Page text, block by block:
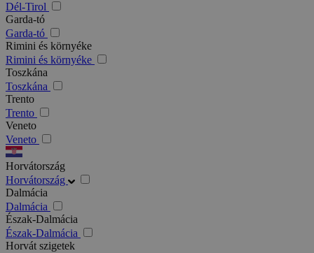
Dél-Tirol
Garda-tó
Garda-tó
Rimini és környéke
Rimini és környéke
Toszkána
Toszkána
Trento
Trento
Veneto
Veneto
Horvátország
Horvátország
Dalmácia
Dalmácia
Észak-Dalmácia
Észak-Dalmácia
Horvát szigetek